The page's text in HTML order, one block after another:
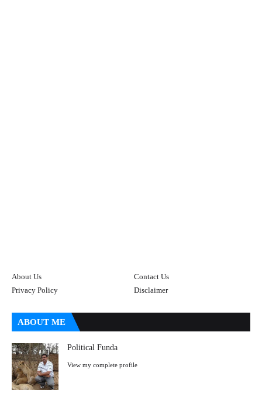
About Us
Contact Us
Privacy Policy
Disclaimer
ABOUT ME
Political Funda
View my complete profile